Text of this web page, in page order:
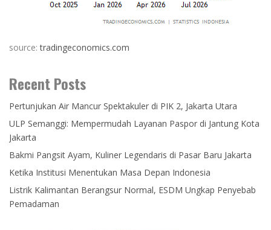
source:tradingeconomics.com
Recent Posts
Pertunjukan Air Mancur Spektakuler di PIK 2, Jakarta Utara
ULP Semanggi: Mempermudah Layanan Paspor di Jantung Kota
Jakarta
Bakmi Pangsit Ayam, Kuliner Legendaris di Pasar Baru Jakarta
Ketika Institusi Menentukan Masa Depan Indonesia
Listrik Kalimantan Berangsur Normal, ESDM Ungkap Penyebab
Pemadaman